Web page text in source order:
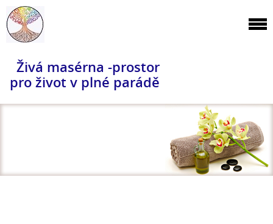
Živá masérna -prostor
pro život v plné parádě